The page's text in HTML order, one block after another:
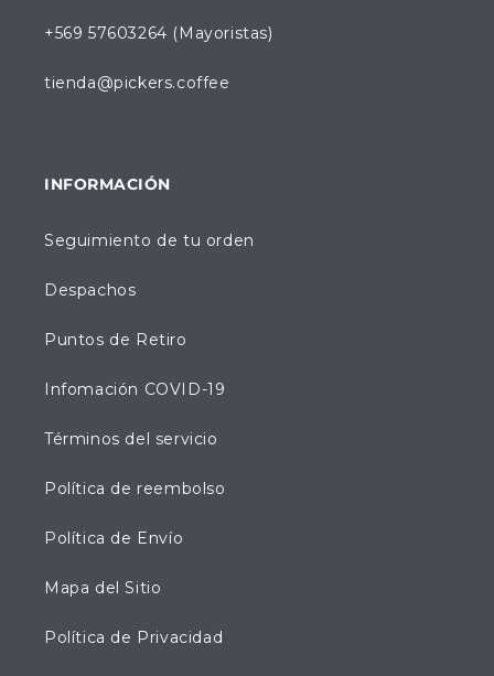
+569 57603264 (Mayoristas)
tienda@pickers.coffee
INFORMACIÓN
Seguimiento de tu orden
Despachos
Puntos de Retiro
Infomación COVID-19
Términos del servicio
Política de reembolso
Política de Envío
Mapa del Sitio
Política de Privacidad